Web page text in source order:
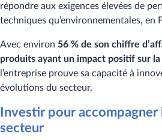
répondre aux exigences élevées de
techniques qu’environnementales, en
Avec environ 56 % de son chiffre
produits ayant un impact positif sur
l’entreprise prouve sa capacité à
évolutions du secteur.
Investir pour accompagner
secteur